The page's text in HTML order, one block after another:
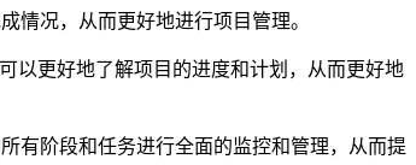
情况，从而更好地进行项目管理。
以更好地了解项目的进度和计划，从而更好地
有阶段和任务进行全面的监控和管理，从而提